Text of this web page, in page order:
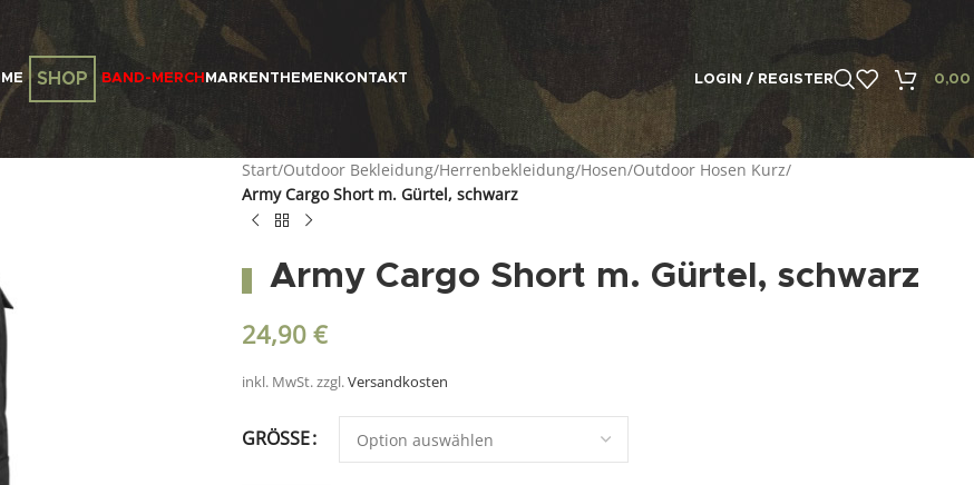
SHOP BAND-MERCH MARKEN THEMEN KONTAKT LOGIN / REGISTER 0,00
Start/Outdoor Bekleidung/Herrenbekleidung/Hosen/Outdoor Hosen Kurz/
Army Cargo Short m. Gürtel, schwarz
Army Cargo Short m. Gürtel, schwarz
24,90 €
inkl. MwSt.zzgl.Versandkosten
GRÖSSE